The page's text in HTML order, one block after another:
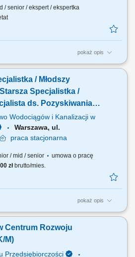
/ senior / ekspert / ekspertka
pokaż opis
zadań określonych dla Sekcji Wdrażania
dokumentów programowych,
oraz procedur i regulacji
/ Młodszy
Specjalistka /
ds. Pozyskiwania
(k/m/n)
Wodociągów i Kanalizacji w
Warszawa, ul.
praca stacjonarna
/ mid / senior
umowa o pracę
złbrutto/mies.
pokaż opis
udział w opracowywaniu wniosków
z innymi działami; współpraca
i bankami w zakresie rozliczania
Centrum Rozwoju
M)
Przedsiębiorczości